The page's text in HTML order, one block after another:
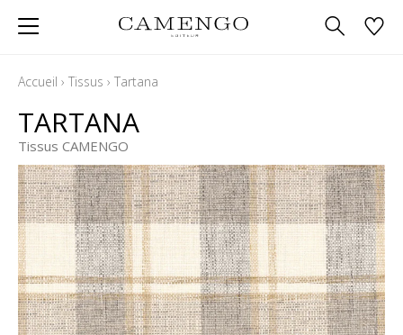
Accueil › Tissus › Tartana
TARTANA
Tissus CAMENGO